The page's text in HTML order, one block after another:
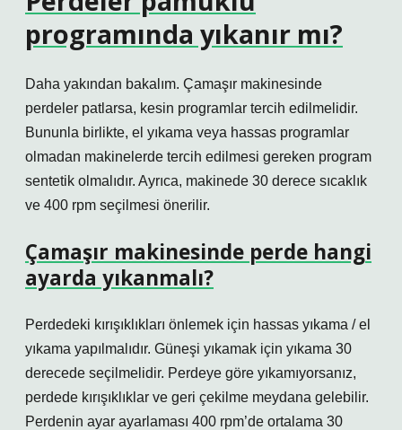
programında yıkanır mı?
Daha yakından bakalım. Çamaşır makinesinde
perdeler patlarsa, kesin programlar tercih edilmelidir.
Bununla birlikte, el yıkama veya hassas programlar
olmadan makinelerde tercih edilmesi gereken program
sentetik olmalıdır. Ayrıca, makinede 30 derece sıcaklık
ve 400 rpm seçilmesi önerilir.
Çamaşır makinesinde perde hangi
ayarda yıkanmalı?
Perdedeki kırışıklıkları önlemek için hassas yıkama / el
yıkama yapılmalıdır. Güneşi yıkamak için yıkama 30
derecede seçilmelidir. Perdeye göre yıkamıyorsanız,
perdede kırışıklıklar ve geri çekilme meydana gelebilir.
Perdenin ayar ayarlaması 400 rpm’de ortalama 30